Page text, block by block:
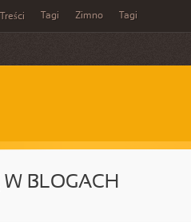
Tagi Zimno Tagi
W BLOGACH